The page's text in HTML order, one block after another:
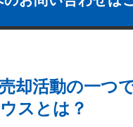
却活動の一つ
スとは？